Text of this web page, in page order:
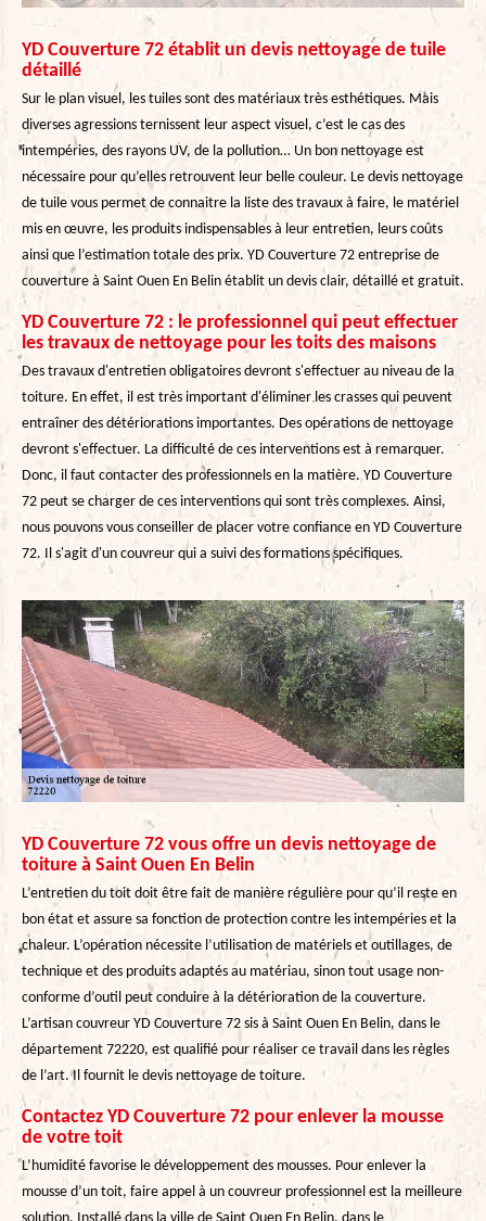
YD Couverture 72 établit un devis nettoyage de tuile
détaillé
Sur le plan visuel, les tuiles sont des matériaux très esthétiques. Mais
diverses agressions ternissent leur aspect visuel, c’est le cas des
intempéries, des rayons UV, de la pollution… Un bon nettoyage est
nécessaire pour qu’elles retrouvent leur belle couleur. Le devis nettoyage
de tuile vous permet de connaitre la liste des travaux à faire, le matériel
mis en œuvre, les produits indispensables à leur entretien, leurs coûts
ainsi que l’estimation totale des prix. YD Couverture 72 entreprise de
couverture à Saint Ouen En Belin établit un devis clair, détaillé et gratuit.
YD Couverture 72 : le professionnel qui peut effectuer
les travaux de nettoyage pour les toits des maisons
Des travaux d'entretien obligatoires devront s'effectuer au niveau de la
toiture. En effet, il est très important d'éliminer les crasses qui peuvent
entraîner des détériorations importantes. Des opérations de nettoyage
devront s'effectuer. La difficulté de ces interventions est à remarquer.
Donc, il faut contacter des professionnels en la matière. YD Couverture
72 peut se charger de ces interventions qui sont très complexes. Ainsi,
nous pouvons vous conseiller de placer votre confiance en YD Couverture
72. Il s'agit d'un couvreur qui a suivi des formations spécifiques.
YD Couverture 72 vous offre un devis nettoyage de
toiture à Saint Ouen En Belin
L’entretien du toit doit être fait de manière régulière pour qu’il reste en
bon état et assure sa fonction de protection contre les intempéries et la
chaleur. L’opération nécessite l’utilisation de matériels et outillages, de
technique et des produits adaptés au matériau, sinon tout usage non-
conforme d’outil peut conduire à la détérioration de la couverture.
L’artisan couvreur YD Couverture 72 sis à Saint Ouen En Belin, dans le
département 72220, est qualifié pour réaliser ce travail dans les règles
de l’art. Il fournit le devis nettoyage de toiture.
Contactez YD Couverture 72 pour enlever la mousse
de votre toit
L’humidité favorise le développement des mousses. Pour enlever la
mousse d’un toit, faire appel à un couvreur professionnel est la meilleure